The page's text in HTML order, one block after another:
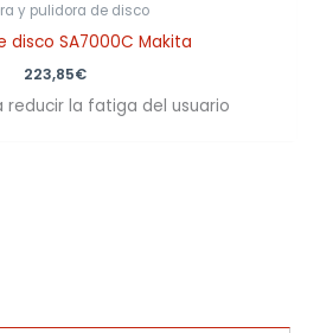
y pulidora de disco
disco SA7000C Makita
223,85€
reducir la fatiga del usuario